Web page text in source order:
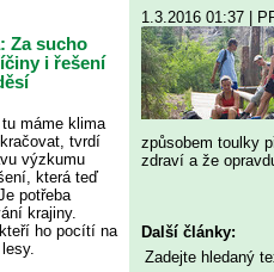
Za sucho
i řešení
máme klima
tvrdí
výzkumu
která teď
potřeba
krajiny.
ho pocítí na
1.3.2016 01:37 |
způsobem toulky
zdraví a že
Další články:
Zadejte hledaný